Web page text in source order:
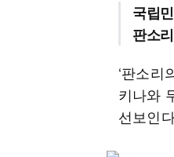
국립
판소
‘판소리
키나와
선보인